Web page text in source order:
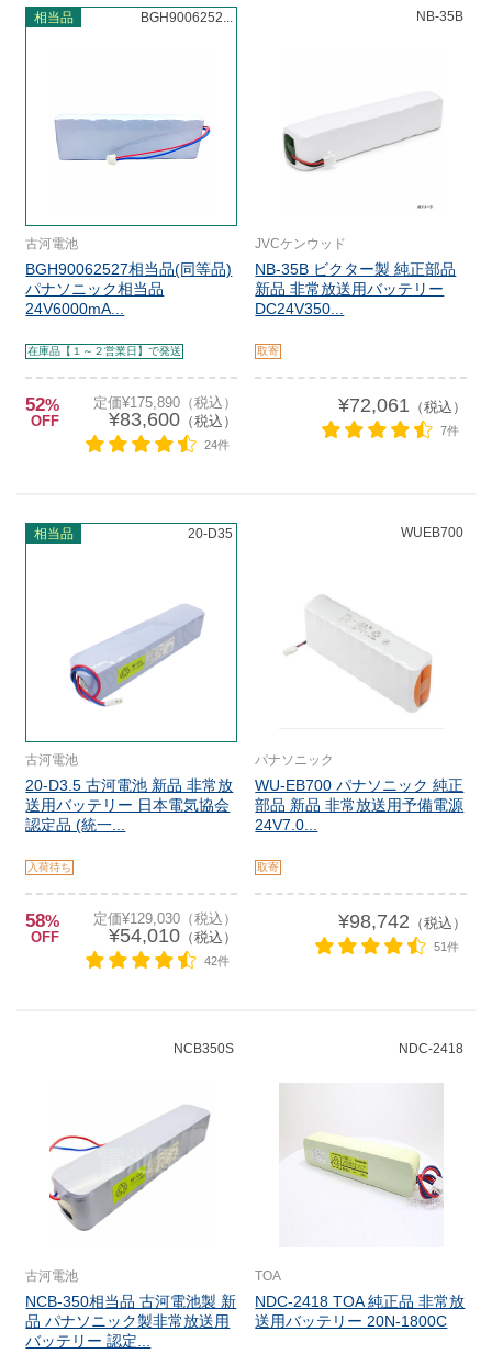
相当品 BGH9006252...
古河電池
BGH90062527相当品(同等品)
パナソニック相当品
24V6000mA...
在庫品【１～２営業日】で発送
52%
OFF
定価¥175,890（税込）
¥83,600（税込）
24件
NB-35B
JVCケンウッド
NB-35B ビクター製 純正部品
新品 非常放送用バッテリー
DC24V350...
取寄
¥72,061 （税込）
7件
相当品 20-D35
古河電池
20-D3.5 古河電池 新品 非常放
送用バッテリー 日本電気協会
認定品 (統一...
入荷待ち
58%
OFF
定価¥129,030（税込）
¥54,010（税込）
42件
WUEB700
パナソニック
WU-EB700 パナソニック 純正
部品 新品 非常放送用予備電源
24V7.0...
取寄
¥98,742 （税込）
51件
NCB350S
古河電池
NCB-350相当品 古河電池製 新
品 パナソニック製非常放送用
バッテリー 認定...
NDC-2418
TOA
NDC-2418 TOA 純正品 非常放
送用バッテリー 20N-1800C